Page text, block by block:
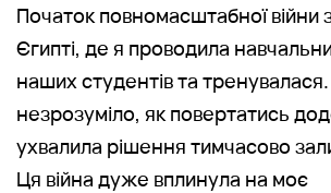
Початок повномасштабної війни
Єгипті, де я проводила
наших студентів та
незрозуміло, як повертатись
ухвалила рішення тимчасово
Ця війна дуже вплинула на моє